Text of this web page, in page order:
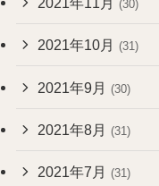
(30)
2021年10月 (31)
2021年9月 (30)
2021年8月 (31)
2021年7月 (31)